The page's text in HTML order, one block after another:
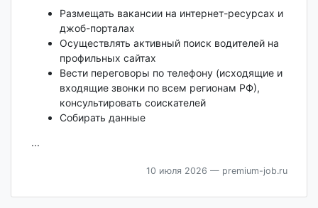
Размещать вакансии на интернет-ресурсах и
джоб-порталах
Осуществлять активный поиск водителей на
профильных сайтах
Вести переговоры по телефону (исходящие и
входящие звонки по всем регионам РФ),
консультировать соискателей
Собирать данные
...
10 июля 2026 — premium-job.ru